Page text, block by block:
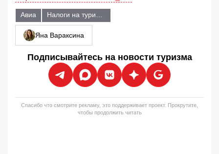
Авиа
Яна Вараксина
Подписывайтесь на новости туризма
Спасибо что смотрите рекламу, это поддерживает проект. Прокрутите,
чтобы продолжить читать